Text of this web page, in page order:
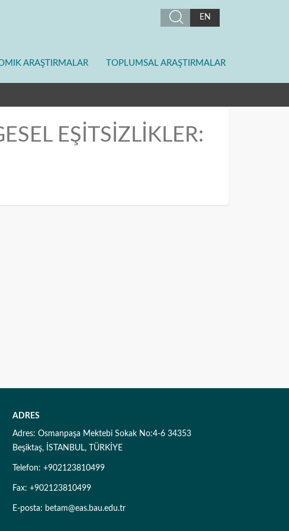
EN
ARAŞTIRMALAR TOPLUMSAL ARAŞTIRMALAR
EŞİTSİZLİKLER:
ADRES
Adres: Osmanpaşa Mektebi Sokak No:4-6 34353
Beşiktaş, İSTANBUL, TÜRKİYE
Telefon: +902123810499
Fax: +902123810499
E-posta: betam@eas.bau.edu.tr